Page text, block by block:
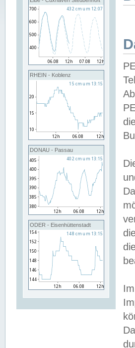
RHEIN - Koblenz
DONAU - Passau
ODER - Eisenhüttenstadt